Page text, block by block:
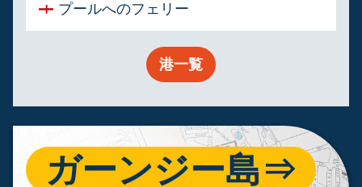
プールへのフェリー
港一覧
ガーンジー島⇒